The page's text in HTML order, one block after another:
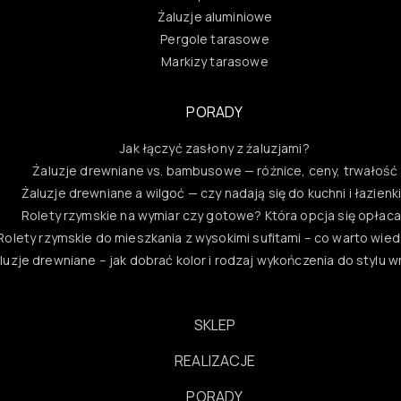
Żaluzje aluminiowe
Pergole tarasowe
Markizy tarasowe
PORADY
Jak łączyć zasłony z żaluzjami?
Żaluzje drewniane vs. bambusowe — różnice, ceny, trwałość
Żaluzje drewniane a wilgoć — czy nadają się do kuchni i
Rolety rzymskie na wymiar czy gotowe? Która opcja się
rzymskie do mieszkania z wysokimi sufitami – co warto
drewniane – jak dobrać kolor i rodzaj wykończenia do stylu
SKLEP
REALIZACJE
PORADY